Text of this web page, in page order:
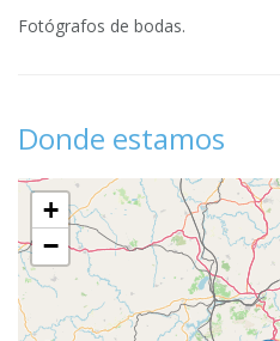
Fotógrafos de bodas.
Donde estamos
+
−